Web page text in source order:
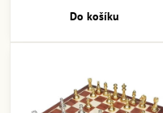
Do košíku